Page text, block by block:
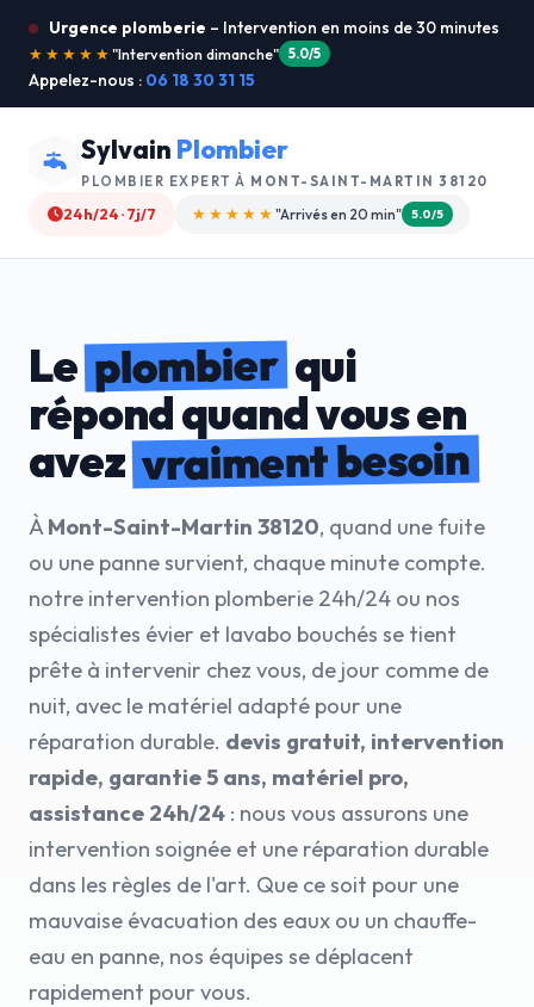
Urgence plomberie – Intervention en moins de 30 minutes
★★★★★"Je recommande !" 4.9/5
Appelez-nous : 06 18 30 31 15
Sylvain Plombier
PLOMBIER EXPERT À MONT-SAINT-MARTIN 38120
24h/24 · 7j/7 ★★★★☆ "Devis gratuit" 4.8/5
Leplombierqui
répond quand vous en
avezvraiment besoin
ÀMont-Saint-Martin 38120, quand une fuite
ou une panne survient, chaque minute compte.
notre intervention plomberie 24h/24 ou nos
spécialistes évier et lavabo bouchés se tient
prête à intervenir chez vous, de jour comme de
nuit, avec le matériel adapté pour une
réparation durable. devis gratuit, intervention
rapide, garantie 5 ans, matériel pro,
assistance 24h/24 : nous vous assurons une
intervention soignée et une réparation durable
dans les règles de l'art. Que ce soit pour une
mauvaise évacuation des eaux ou un chauffe-
eau en panne, nos équipes se déplacent
rapidement pour vous.